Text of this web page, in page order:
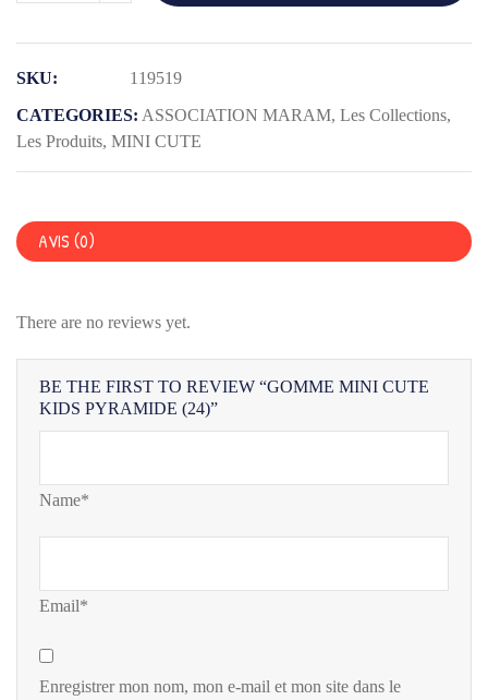
CUTE
KIDS
PYRAMIDE
(24)
SKU:
119519
CATEGORIES: ASSOCIATION MARAM, Les Collections,
Les Produits, MINI CUTE
AVIS (0)
There are no reviews yet.
BE THE FIRST TO REVIEW “GOMME MINI CUTE
KIDS PYRAMIDE (24)”
Name*
Email*
Enregistrer mon nom, mon e-mail et mon site dans le